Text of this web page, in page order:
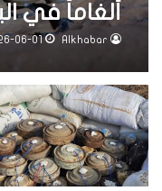
ألغاماً في
Alkhabar
06-01